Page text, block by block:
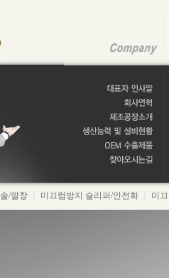
/깔창 미끄럼방지 슬리퍼/안전화 미